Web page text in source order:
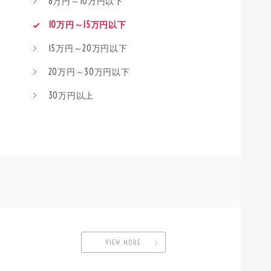
10万円～15万円以下
15万円～20万円以下
20万円～30万円以下
30万円以上
VIEW MORE